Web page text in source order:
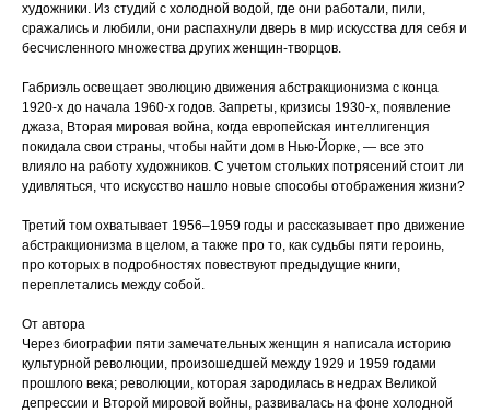
художники. Из студий с холодной водой, где они работали, пили,
сражались и любили, они распахнули дверь в мир искусства для себя и
бесчисленного множества других женщин-творцов.
Габриэль освещает эволюцию движения абстракционизма с конца
1920-х до начала 1960-х годов. Запреты, кризисы 1930-х, появление
джаза, Вторая мировая война, когда европейская интеллигенция
покидала свои страны, чтобы найти дом в Нью-Йорке, — все это
влияло на работу художников. С учетом стольких потрясений стоит ли
удивляться, что искусство нашло новые способы отображения жизни?
Третий том охватывает 1956–1959 годы и рассказывает про движение
абстракционизма в целом, а также про то, как судьбы пяти героинь,
про которых в подробностях повествуют предыдущие книги,
переплетались между собой.
От автора
Через биографии пяти замечательных женщин я написала историю
культурной революции, произошедшей между 1929 и 1959 годами
прошлого века; революции, которая зародилась в недрах Великой
депрессии и Второй мировой войны, развивалась на фоне холодной